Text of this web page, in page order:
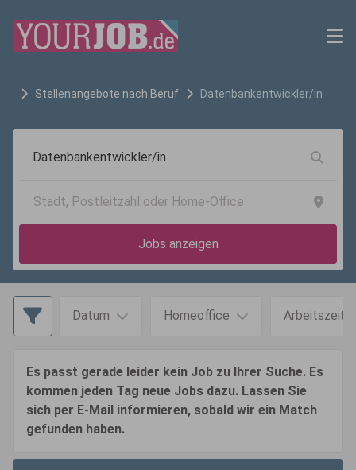
Stellenangebote nach Beruf Datenbankentwickler/in
Jobs anzeigen
Datum Homeoffice Arbeitszeit
Es passt gerade leider kein Job zu Ihrer Suche. Es
kommen jeden Tag neue Jobs dazu. Lassen Sie
sich per E-Mail informieren, sobald wir ein Match
gefunden haben.